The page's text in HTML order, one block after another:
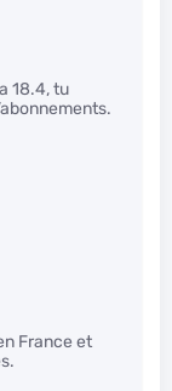
18.4, tu
France et